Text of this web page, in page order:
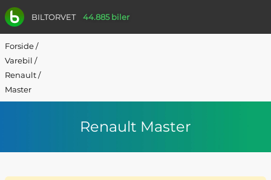
BILTORVET 44.885 biler
Forside/
Varebil /
Renault/
Master
Renault Master